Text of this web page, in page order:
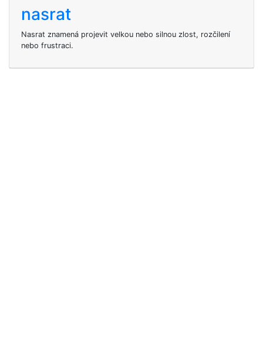
nasrat
Nasrat znamená projevit velkou nebo silnou zlost, rozčilení
nebo frustraci.